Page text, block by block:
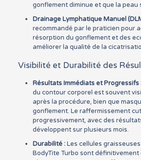
gonflement diminue et que la peau
Drainage Lymphatique Manuel
recommandé par le praticien pour
résorption du gonflement et des
améliorer la qualité de la
Visibilité et Durabilité des
Résultats Immédiats et Progressifs
du contour corporel est souvent
après la procédure, bien que
gonflement. Le raffermissement
progressivement, avec des
développent sur plusieurs mois.
Durabilité :Les cellules
BodyTite Turbo sont